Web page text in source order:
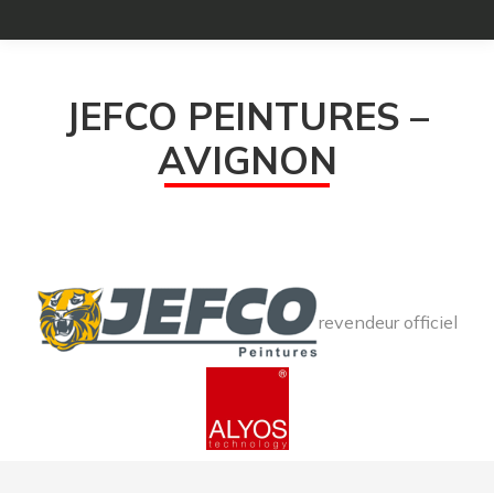
JEFCO PEINTURES –
AVIGNON
revendeur officiel